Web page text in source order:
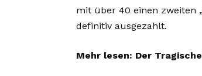
mit über 40 einen zweiten
definitiv ausgezahlt.
Mehr lesen: Der